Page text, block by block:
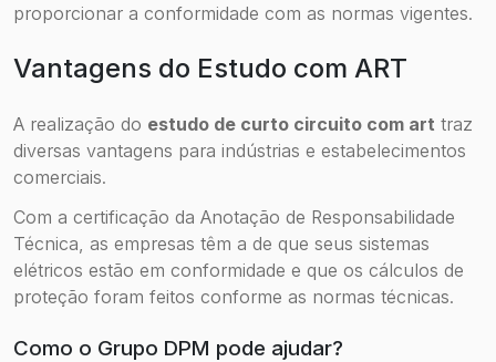
proporcionar a conformidade com as normas vigentes.
Vantagens do Estudo com ART
A realização do estudo de curto circuito com art traz
diversas vantagens para indústrias e estabelecimentos
comerciais.
Com a certificação da Anotação de Responsabilidade
Técnica, as empresas têm a de que seus sistemas
elétricos estão em conformidade e que os cálculos de
proteção foram feitos conforme as normas técnicas.
Como o Grupo DPM pode ajudar?